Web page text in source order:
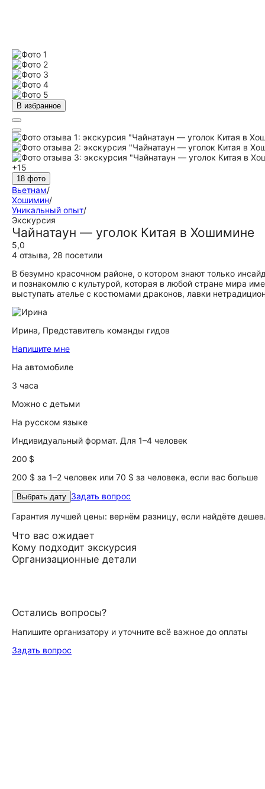
В избранное
+15
18 фото
Вьетнам/
Хошимин/
Уникальный опыт/
Экскурсия
Чайнатаун — уголок Китая в Хошимине
5,0
4 отзыва, 28 посетили
В безумно красочном районе, о котором знают только
и познакомлю с культурой, которая в любой стране мира
выступать ателье с костюмами драконов, лавки
Ирина, Представитель команды гидов
Напишите мне
На автомобиле
3 часа
Можно с детьми
На русском языке
Индивидуальный формат. Для 1–4 человек
200 $
200 $ за 1–2 человек или 70 $ за человека, если вас больше
Выбрать дату Задать вопрос
Гарантия лучшей цены: вернём разницу, если найдёте
Что вас ожидает
Кому подходит экскурсия
Организационные детали
Остались вопросы?
Напишите организатору и уточните всё важное до оплаты
Задать вопрос